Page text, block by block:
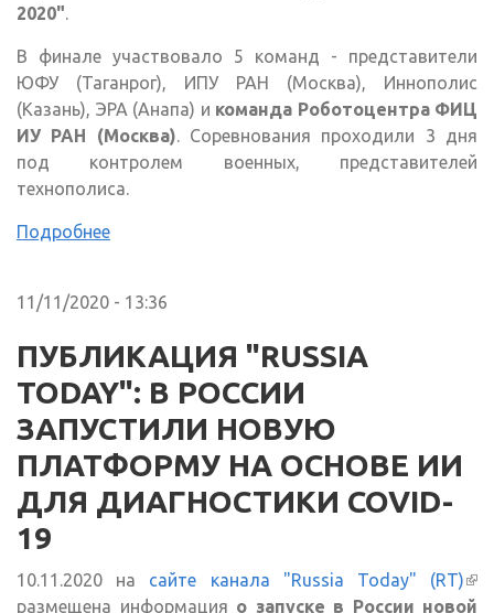
2020".
В финале участвовало 5 команд - представители
ЮФУ (Таганрог), ИПУ РАН (Москва), Иннополис
(Казань), ЭРА (Анапа) и команда Роботоцентра ФИЦ
ИУ РАН (Москва). Соревнования проходили 3 дня
под контролем военных, представителей
технополиса.
Подробнее
11/11/2020 - 13:36
ПУБЛИКАЦИЯ "RUSSIA
TODAY": В РОССИИ
ЗАПУСТИЛИ НОВУЮ
ПЛАТФОРМУ НА ОСНОВЕ ИИ
ДЛЯ ДИАГНОСТИКИ COVID-
19
10.11.2020 на сайте канала "Russia Today" (RT)
размещена информация о запуске в России новой